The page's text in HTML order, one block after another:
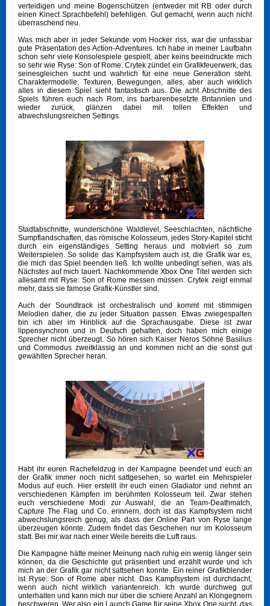
verteidigen und meine Bogenschützen (entweder mit RB oder durch
einen Kinect Sprachbefehl) befehligen. Gut gemacht, wenn auch nicht
überraschend neu.
Was mich aber in jeder Sekunde vom Hocker riss, war die unfassbar
gute Präsentation des Action-Adventures. Ich habe in meiner Laufbahn
schon sehr viele Konsolespiele gespielt, aber keins beeindruckte mich
so sehr wie Ryse: Son of Rome. Crytek zündet ein Grafikfeuerwerk, das
seinesgleichen sucht und wahrlich für eine neue Generation steht.
Charaktermodelle, Texturen, Bewegungen, alles, aber auch wirklich
alles in diesem Spiel sieht fantastisch aus. Die acht Abschnitte des
Spiels führen euch nach Rom, ins barbarenbesetzte Britannien und
wieder zurück, glänzen dabei mit tollen Effekten und
abwechslungsreichen Settings.
Stadtabschnitte, wunderschöne Waldlevel, Seeschlachten, nächtliche
Sumpflandschaften, das römische Kolosseum, jedes Story-Kapitel sticht
durch ein eigenständiges Setting heraus und motiviert so zum
Weiterspielen. So solide das Kampfsystem auch ist, die Grafik war es,
die mich das Spiel beenden ließ. Ich wollte unbedingt sehen, was als
Nächstes auf mich lauert. Nachkommende Xbox One Titel werden sich
allesamt mit Ryse: Son of Rome messen müssen. Crytek zeigt einmal
mehr, dass sie famose Grafik-Künstler sind.
Auch der Soundtrack ist orchestralisch und kommt mit stimmigen
Melodien daher, die zu jeder Situation passen. Etwas zwiegespalten
bin ich aber im Hinblick auf die Sprachausgabe. Diese ist zwar
lippensynchron und in Deutsch gehalten, doch haben mich einige
Sprecher nicht überzeugt. So hören sich Kaiser Neros Söhne Basilius
und Commodus zweitklassig an und kommen nicht an die sonst gut
gewählten Sprecher heran.
Habt ihr euren Rachefeldzug in der Kampagne beendet und euch an
der Grafik immer noch nicht sattgesehen, so wartet ein Mehrspieler
Modus auf euch. Hier erstellt ihr euch einen Gladiator und nehmt an
verschiedenen Kämpfen im berühmten Kolosseum teil. Zwar stehen
euch verschiedene Modi zur Auswahl, die an Team-Deathmatch,
Capture The Flag und Co. erinnern, doch ist das Kampfsystem nicht
abwechslungsreich genug, als dass der Online Part von Ryse lange
überzeugen könnte. Zudem findet das Geschehen nur im Kolosseum
statt. Bei mir war nach einer Weile bereits die Luft raus.
Die Kampagne hätte meiner Meinung nach ruhig ein wenig länger sein
können, da die Geschichte gut präsentiert und erzählt wurde und ich
mich an der Grafik gar nicht sattsehen konnte. Ein reiner Grafikblender
ist Ryse: Son of Rome aber nicht. Das Kampfsystem ist durchdacht,
wenn auch nicht wirklich variantenreich. Ich wurde durchweg gut
unterhalten und kann mich nur über die schiere Anzahl an Klongegnern
beschweren. Wer also ein Launch Game für seine Xbox One sucht, das